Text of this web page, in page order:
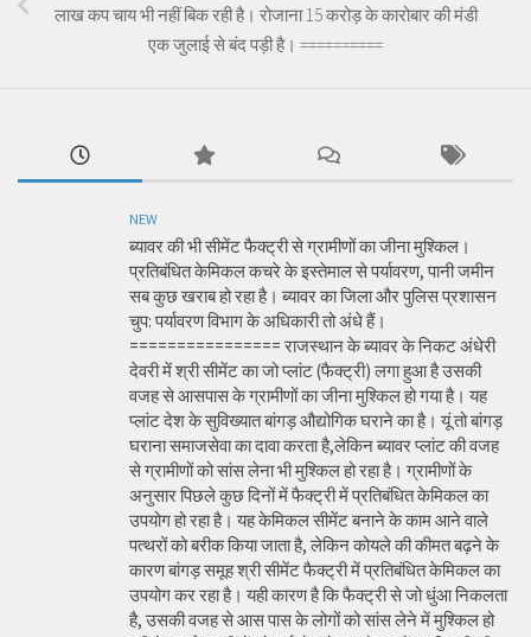
लाख कप चाय भी नहीं बिक रही है। रोजाना 15 करोड़ के कारोबार की मंडी
एक जुलाई से बंद पड़ी है। ==========
NEW
ब्यावर की भी सीमेंट फैक्ट्री से ग्रामीणों का जीना मुश्किल।
प्रतिबंधित केमिकल कचरे के इस्तेमाल से पर्यावरण, पानी जमीन
सब कुछ खराब हो रहा है। ब्यावर का जिला और पुलिस प्रशासन
चुप: पर्यावरण विभाग के अधिकारी तो अंधे हैं।
================ राजस्थान के ब्यावर के निकट अंधेरी
देवरी में श्री सीमेंट का जो प्लांट (फैक्ट्री) लगा हुआ है उसकी
वजह से आसपास के ग्रामीणों का जीना मुश्किल हो गया है। यह
प्लांट देश के सुविख्यात बांगड़ औद्योगिक घराने का है। यूं तो बांगड़
घराना समाजसेवा का दावा करता है,लेकिन ब्यावर प्लांट की वजह
से ग्रामीणों को सांस लेना भी मुश्किल हो रहा है। ग्रामीणों के
अनुसार पिछले कुछ दिनों में फैक्ट्री में प्रतिबंधित केमिकल का
उपयोग हो रहा है। यह केमिकल सीमेंट बनाने के काम आने वाले
पत्थरों को बरीक किया जाता है, लेकिन कोयले की कीमत बढ़ने के
कारण बांगड़ समूह श्री सीमेंट फैक्ट्री में प्रतिबंधित केमिकल का
उपयोग कर रहा है। यही कारण है कि फैक्ट्री से जो धुंआ निकलता
है, उसकी वजह से आस पास के लोगों को सांस लेने में मुश्किल हो